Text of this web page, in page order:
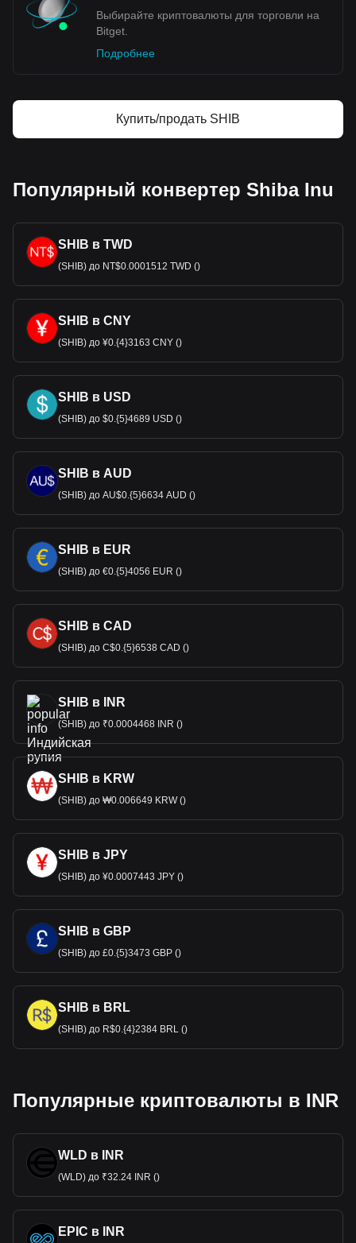
Выбирайте криптовалюты для торговли на
Bitget.
Подробнее
Купить/продать SHIB
Популярный конвертер Shiba Inu
SHIB в TWD
(SHIB) до NT$0.0001512 TWD ()
SHIB в CNY
(SHIB) до ¥0.{4}3163 CNY ()
SHIB в USD
(SHIB) до $0.{5}4689 USD ()
SHIB в AUD
(SHIB) до AU$0.{5}6634 AUD ()
SHIB в EUR
(SHIB) до €0.{5}4056 EUR ()
SHIB в CAD
(SHIB) до C$0.{5}6538 CAD ()
SHIB в INR
(SHIB) до ₹0.0004468 INR ()
SHIB в KRW
(SHIB) до ₩0.006649 KRW ()
SHIB в JPY
(SHIB) до ¥0.0007443 JPY ()
SHIB в GBP
(SHIB) до £0.{5}3473 GBP ()
SHIB в BRL
(SHIB) до R$0.{4}2384 BRL ()
Популярные криптовалюты в INR
WLD в INR
(WLD) до ₹32.24 INR ()
EPIC в INR